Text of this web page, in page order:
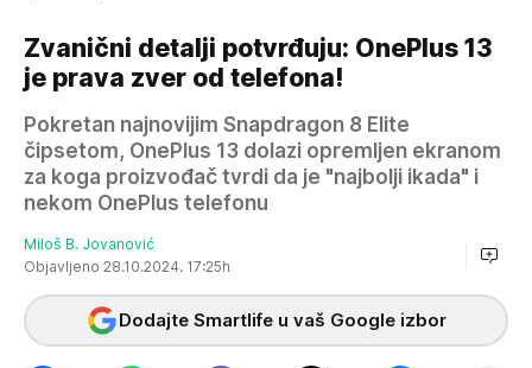
Zvanični detalji potvrđuju: OnePlus 13
je prava zver od telefona!
Pokretan najnovijim Snapdragon 8 Elite
čipsetom, OnePlus 13 dolazi opremljen ekranom
za koga proizvođač tvrdi da je "najbolji ikada" i
nekom OnePlus telefonu
Miloš B. Jovanović
Objavljeno 28.10.2024. 17:25h
Dodajte Smartlife u vaš Google izbor